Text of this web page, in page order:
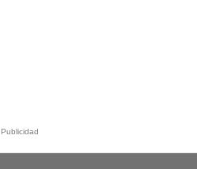
Publicidad